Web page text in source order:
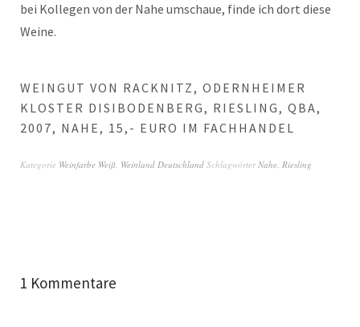
bei Kollegen von der Nahe umschaue, finde ich dort diese
Weine.
WEINGUT VON RACKNITZ, ODERNHEIMER
KLOSTER DISIBODENBERG, RIESLING, QBA,
2007, NAHE, 15,- EURO IM FACHHANDEL
Kategorie Weinfarbe Weiß, Weinland Deutschland SchlagwörterNahe, Riesling
1 Kommentare